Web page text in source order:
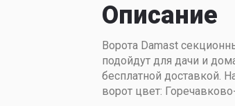
Описание
Ворота Damast
подойдут для дачи и
бесплатной доставкой.
ворот цвет: